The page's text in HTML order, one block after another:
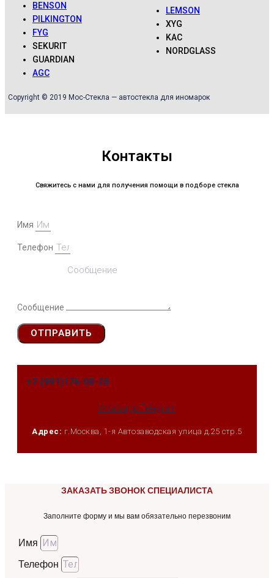
BENSON
PILKINGTON
FYG
SEKURIT
GUARDIAN
AGC
LEMSON
XYG
KAC
NORDGLASS
Copyright © 2019 Мос-Стекла — автостекла для иномарок
Контакты
Свяжитесь с нами для получения помощи в подборе стекла
Имя
Телефон
Сообщение
ОТПРАВИТЬ
+7 (991)176-08-28
Whatsapp Telegram
Адрес: г.Москва, 1-я Автозаводская улица д.25 стр.5
ЗАКАЗАТЬ ЗВОНОК СПЕЦИАЛИСТА
Заполните форму и мы вам обязательно перезвоним
Имя
Телефон